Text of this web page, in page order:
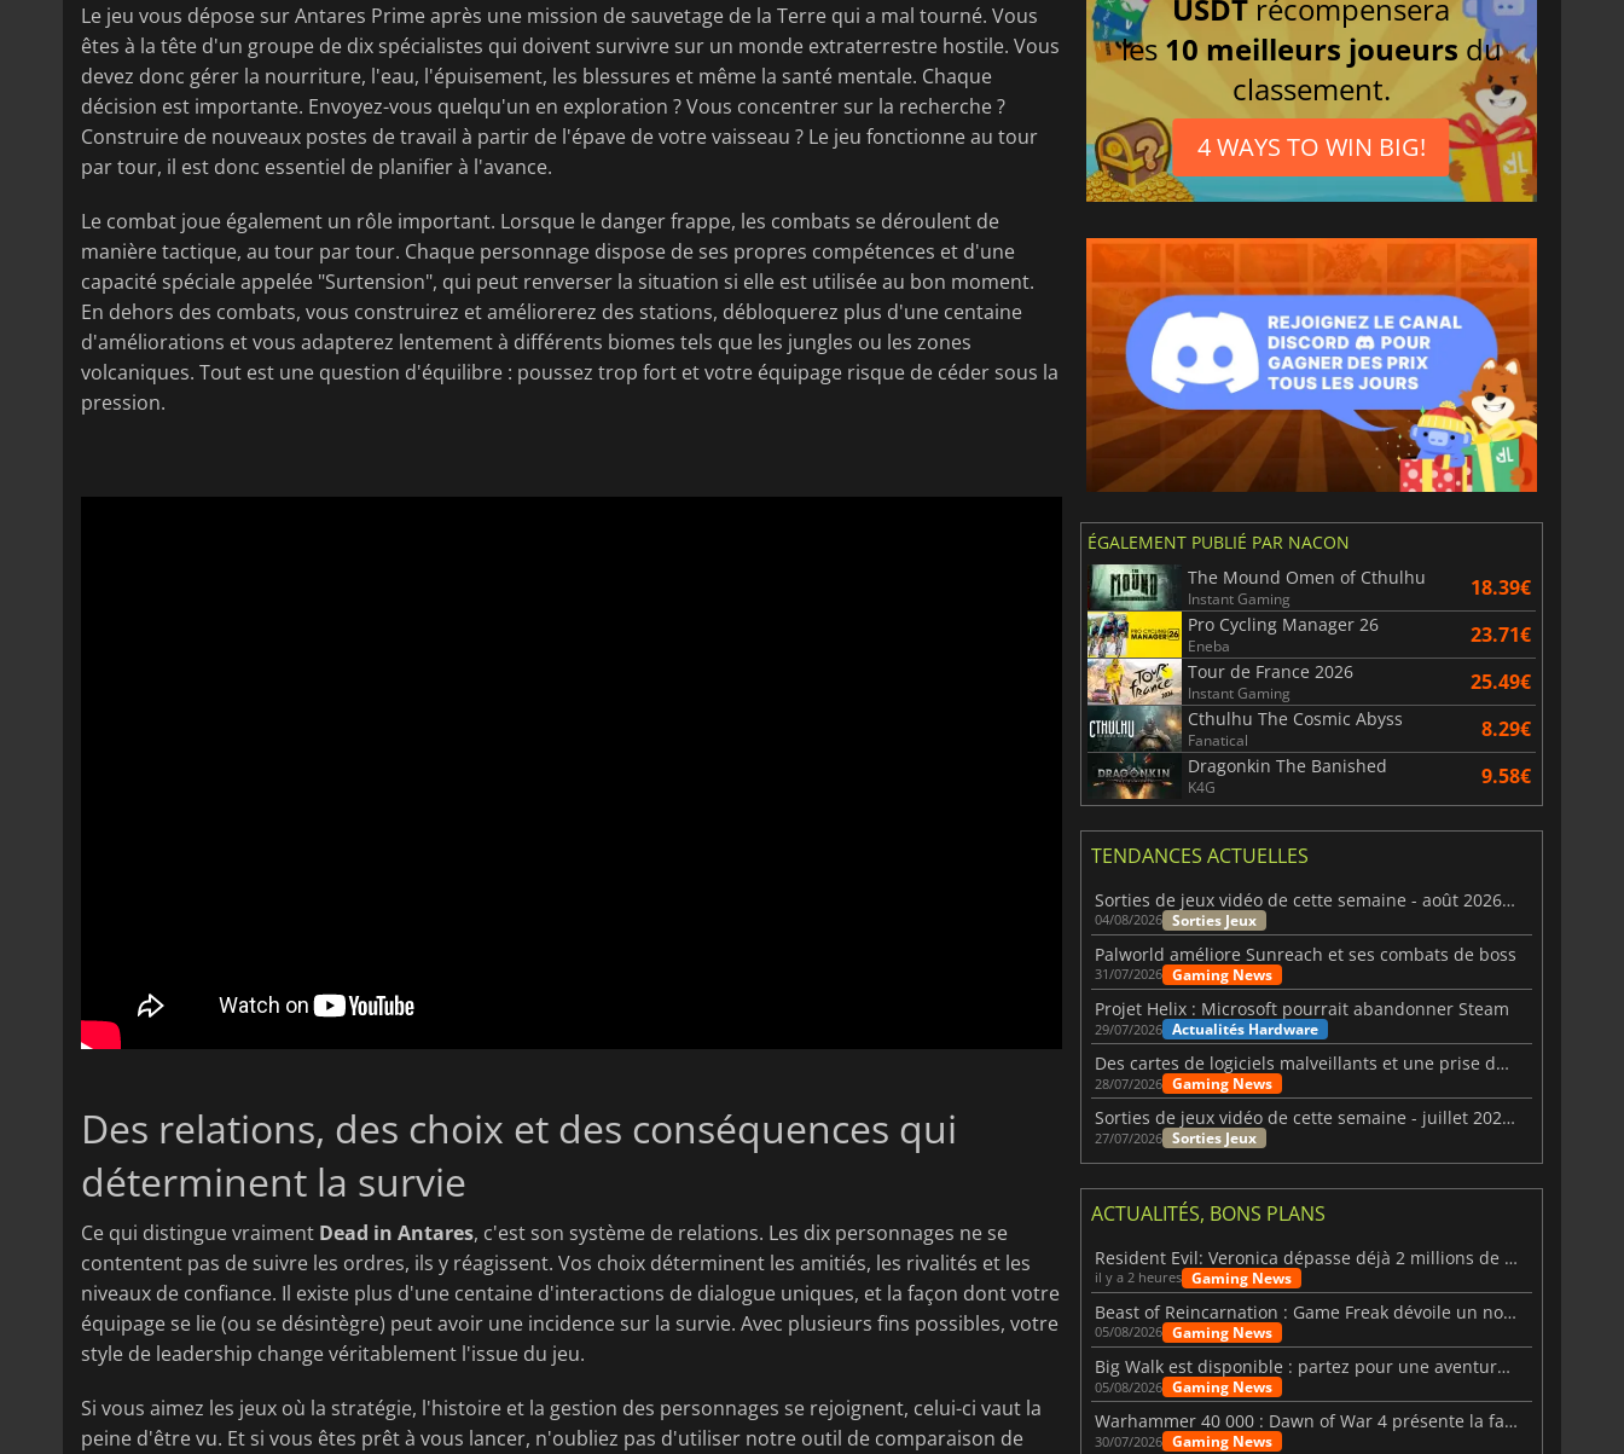
Le jeu vous dépose sur Antares Prime après une mission de sauvetage de la Terre qui a mal tourné. Vous
êtes à la tête d'un groupe de dix spécialistes qui doivent survivre sur un monde extraterrestre hostile. Vous
devez donc gérer la nourriture, l'eau, l'épuisement, les blessures et même la santé mentale. Chaque
décision est importante. Envoyez-vous quelqu'un en exploration ? Vous concentrer sur la recherche ?
Construire de nouveaux postes de travail à partir de l'épave de votre vaisseau ? Le jeu fonctionne au tour
par tour, il est donc essentiel de planifier à l'avance.
Le combat joue également un rôle important. Lorsque le danger frappe, les combats se déroulent de
manière tactique, au tour par tour. Chaque personnage dispose de ses propres compétences et d'une
capacité spéciale appelée "Surtension", qui peut renverser la situation si elle est utilisée au bon moment.
En dehors des combats, vous construirez et améliorerez des stations, débloquerez plus d'une centaine
d'améliorations et vous adapterez lentement à différents biomes tels que les jungles ou les zones
volcaniques. Tout est une question d'équilibre : poussez trop fort et votre équipage risque de céder sous la
pression.
Des relations, des choix et des conséquences qui
déterminent la survie
Ce qui distingue vraiment Dead in Antares, c'est son système de relations. Les dix personnages ne se
contentent pas de suivre les ordres, ils y réagissent. Vos choix déterminent les amitiés, les rivalités et les
niveaux de confiance. Il existe plus d'une centaine d'interactions de dialogue uniques, et la façon dont votre
équipage se lie (ou se désintègre) peut avoir une incidence sur la survie. Avec plusieurs fins possibles, votre
style de leadership change véritablement l'issue du jeu.
Si vous aimez les jeux où la stratégie, l'histoire et la gestion des personnages se rejoignent, celui-ci vaut la
peine d'être vu. Et si vous êtes prêt à vous lancer, n'oubliez pas d'utiliser notre outil de comparaison de
USDT récompensera
les 10 meilleurs joueurs du
classement.
4 WAYS TO WIN BIG!
ÉGALEMENT PUBLIÉ PAR NACON
The Mound Omen of Cthulhu
Instant Gaming 18.39€
Pro Cycling Manager 26
Eneba 23.71€
Tour de France 2026
Instant Gaming 25.49€
Cthulhu The Cosmic Abyss
Fanatical 8.29€
Dragonkin The Banished
K4G 9.58€
TENDANCES ACTUELLES
Sorties de jeux vidéo de cette semaine - août 2026 (semaine 32)
04/08/2026 Sorties Jeux
Palworld améliore Sunreach et ses combats de boss
31/07/2026 Gaming News
Projet Helix : Microsoft pourrait abandonner Steam
29/07/2026 Actualités Hardware
Des cartes de logiciels malveillants et une prise de contrôle de Discord ont touché Meccha Chameleon
28/07/2026 Gaming News
Sorties de jeux vidéo de cette semaine - juillet 2026 (semaine 31)
27/07/2026 Sorties Jeux
ACTUALITÉS, BONS PLANS
Resident Evil: Veronica dépasse déjà 2 millions de wishlists
il y a 2 heures Gaming News
Beast of Reincarnation : Game Freak dévoile un nouveau pari
05/08/2026 Gaming News
Big Walk est disponible : partez pour une aventure entre amis
05/08/2026 Gaming News
Warhammer 40 000 : Dawn of War 4 présente la faction des Nécrons
30/07/2026 Gaming News